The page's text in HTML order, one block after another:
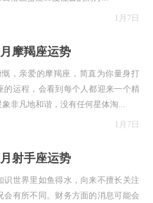
1月7日
摩羯座运势
，亲爱的摩羯座，简直为你量身打
的运程，会看到每个人都迎来一个精
非凡地和谐，没有任何星体淘...
1月7日
射手座运势
识世界里如鱼得水，向来不擅长关注
会有所不同。财务方面的消息可能会